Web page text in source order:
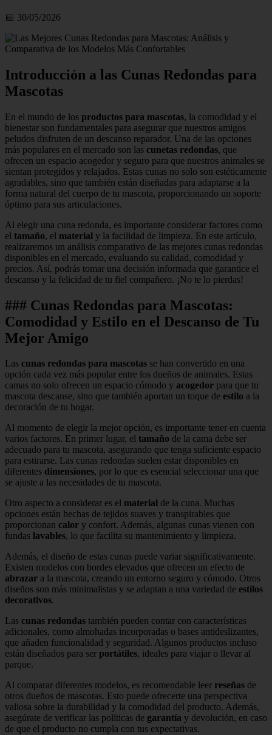
📅 30/05/2026
Introducción a las Cunas Redondas para
Mascotas
En el mundo de los productos para mascotas, la comodidad y el
bienestar son fundamentales para asegurar que nuestros amigos
peludos disfruten de un descanso reparador. Una de las opciones
más populares en el mercado son las cunetas redondas, que
ofrecen un espacio acogedor y seguro para que nuestros animales se
sientan protegidos y relajados. Estas cunas no solo son estéticamente
agradables, sino que también están diseñadas para adaptarse a la
forma natural del cuerpo de tu mascota, proporcionando un soporte
óptimo para sus articulaciones.
Al elegir una cuna redonda, es importante considerar factores como
el tamaño, el material y la facilidad de limpieza. En este artículo,
realizaremos un análisis comparativo de las mejores cunas redondas
disponibles en el mercado, evaluando su calidad, comodidad y
precios. Así, podrás tomar una decisión informada que garantice el
descanso y la felicidad de tu fiel compañero. ¡No te lo pierdas!
### Cunas Redondas para Mascotas:
Comodidad y Estilo en el Descanso de Tu
Mejor Amigo
Las cunas redondas para mascotas se han convertido en una
opción cada vez más popular entre los dueños de animales. Estas
camas no solo ofrecen un espacio cómodo y acogedor para que tu
mascota descanse, sino que también aportan un toque de estilo a la
decoración de tu hogar.
Al momento de elegir la mejor opción, es importante tener en cuenta
varios factores. En primer lugar, el tamaño de la cama debe ser
adecuado para tu mascota, asegurando que tenga suficiente espacio
para estirarse. Las cunas redondas suelen estar disponibles en
diferentes dimensiones, por lo que es esencial seleccionar una que
se ajuste a las necesidades de tu mascota.
Otro aspecto a considerar es el material de la cuna. Muchas
opciones están hechas de tejidos suaves y transpirables que
proporcionan calor y confort. Además, algunas cunas vienen con
fundas lavables, lo que facilita su mantenimiento y limpieza.
Además, el diseño de estas cunas puede variar significativamente.
Existen modelos con bordes elevados que ofrecen un efecto de
abrazar a la mascota, creando un entorno seguro y cómodo. Otros
diseños son más minimalistas y se adaptan a una variedad de estilos
decorativos.
Las cunas redondas también pueden contar con características
adicionales, como almohadas incorporadas o bases antideslizantes,
que añaden funcionalidad y seguridad. Algunos productos incluso
están diseñados para ser portátiles, ideales para viajar o llevar al
parque.
Al comparar diferentes modelos, es recomendable leer reseñas de
otros dueños de mascotas. Esto puede ofrecerte una perspectiva
valiosa sobre la durabilidad y la comodidad del producto. Además,
asegúrate de verificar las políticas de garantía y devolución, en caso
de que el producto no cumpla con tus expectativas.